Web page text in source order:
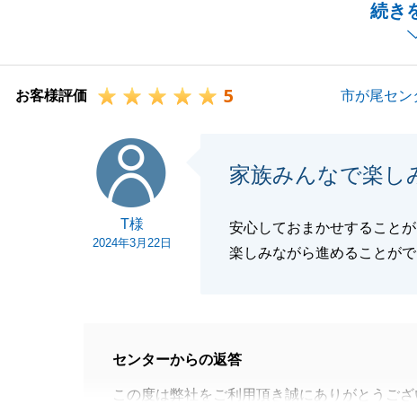
続き
お困りのことなどございましたらお気軽にお声
お客様評価 5 市が尾セン
T様
2024年3月22日
家族みんなで楽し
安心しておまかせすること
楽しみながら進めることがで
センターからの返答
この度は弊社をご利用頂き誠にありがとうござ